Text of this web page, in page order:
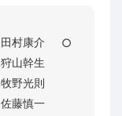
田村康介
○
狩山幹生
牧野光則
佐藤慎一